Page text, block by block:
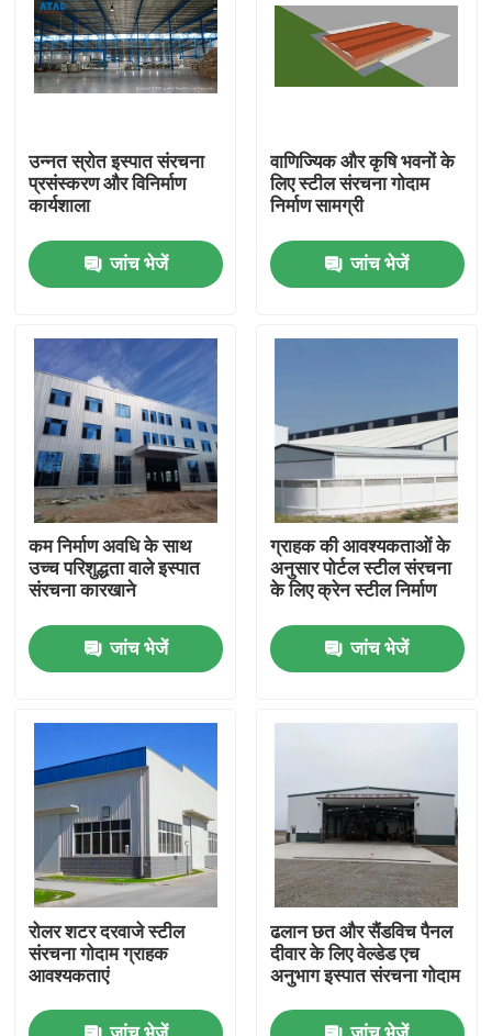
घर
उत्पादों
वीडियो
कारखाना भ्रमण
गुणवत्ता नियंत्रण
एक उद्धरण का अनुरोध करें
इस्पात संरचना गोदाम
इस्पात संरचना कार्यशाला
हल्के इस्पात संरचना
उन्नत स्रोत इस्पात संरचना
प्रसंस्करण और विनिर्माण
कार्यशाला
जांच भेजें
वाणिज्यिक और कृषि भवनों के
लिए स्टील संरचना गोदाम
निर्माण सामग्री
जांच भेजें
कम निर्माण अवधि के साथ
उच्च परिशुद्धता वाले इस्पात
संरचना कारखाने
जांच भेजें
ग्राहक की आवश्यकताओं के
अनुसार पोर्टल स्टील संरचना
के लिए क्रेन स्टील निर्माण
जांच भेजें
रोलर शटर दरवाजे स्टील
संरचना गोदाम ग्राहक
आवश्यकताएं
ढलान छत और सैंडविच पैनल
दीवार के लिए वेल्डेड एच
अनुभाग इस्पात संरचना गोदाम